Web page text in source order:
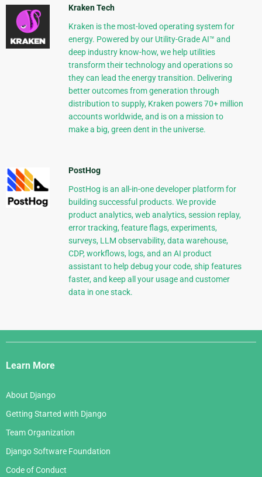
Kraken Tech
Kraken is the most-loved operating system for
energy. Powered by our Utility-Grade AI™ and
deep industry know-how, we help utilities
transform their technology and operations so
they can lead the energy transition. Delivering
better outcomes from generation through
distribution to supply, Kraken powers 70+ million
accounts worldwide, and is on a mission to
make a big, green dent in the universe.
PostHog
PostHog is an all-in-one developer platform for
building successful products. We provide
product analytics, web analytics, session replay,
error tracking, feature flags, experiments,
surveys, LLM observability, data warehouse,
CDP, workflows, logs, and an AI product
assistant to help debug your code, ship features
faster, and keep all your usage and customer
data in one stack.
Django
Links
Learn More
About Django
Getting Started with Django
Team Organization
Django Software Foundation
Code of Conduct